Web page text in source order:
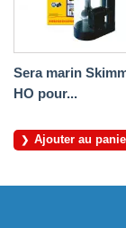
Sera marin
HO pour...
Ajouter au